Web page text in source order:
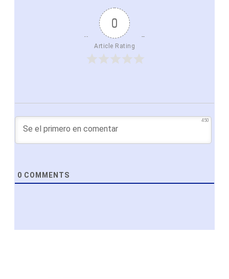
0
Article Rating
450
0 COMMENTS